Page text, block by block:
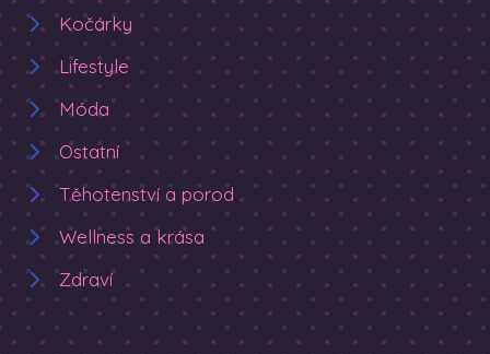
Kočárky
Lifestyle
Móda
Ostatní
Těhotenství a porod
Wellness a krása
Zdraví